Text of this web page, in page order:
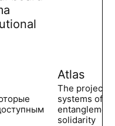
Atlas
The project
systems of
solidarity